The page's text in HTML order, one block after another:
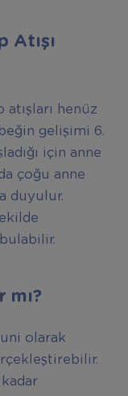
Atışı
henüz
gelişimi 6.
için anne
çoğu anne
duyulur.
bulabilir.
mı?
olarak